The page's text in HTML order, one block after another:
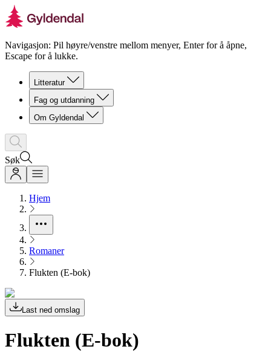
Navigasjon: Pil høyre/venstre mellom menyer, Enter for å åpne,
Escape for å lukke.
Litteratur
Fag og utdanning
Om Gyldendal
Søk
Hjem
Romaner
Flukten (E-bok)
Last ned omslag
Flukten (E-bok)